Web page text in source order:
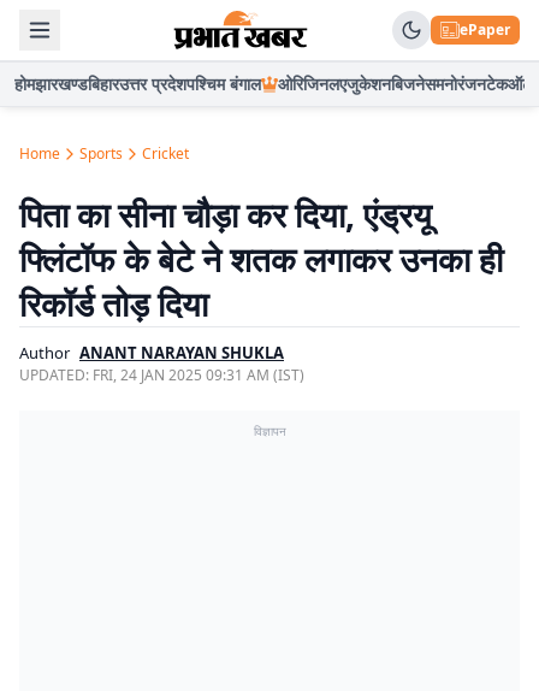
ePaper
होमझारखण्डबिहारउत्तर प्रदेशपश्चिम बंगाल ओरिजिनलएजुकेशनबिजनेसमनोरंजनटेकऑटो
Home Sports Cricket
पिता का सीना चौड़ा कर दिया, एंड्रयू
फ्लिंटॉफ के बेटे ने शतक लगाकर उनका ही
रिकॉर्ड तोड़ दिया
Author ANANT NARAYAN SHUKLA
UPDATED: FRI, 24 JAN 2025 09:31 AM (IST)
विज्ञापन